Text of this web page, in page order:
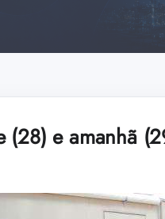
(28) e amanhã